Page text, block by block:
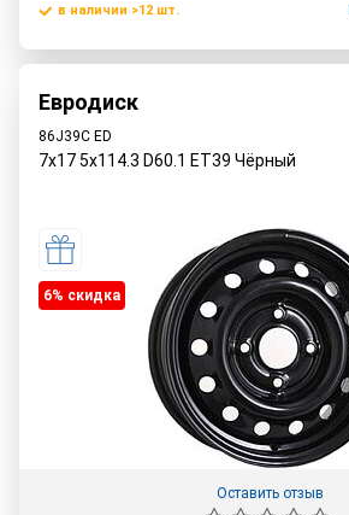
в наличии >12 шт.
Евродиск
86J39C ED
7x17 5x114.3 D60.1 ET39 Чёрный
6% cкидка
Оставить отзыв